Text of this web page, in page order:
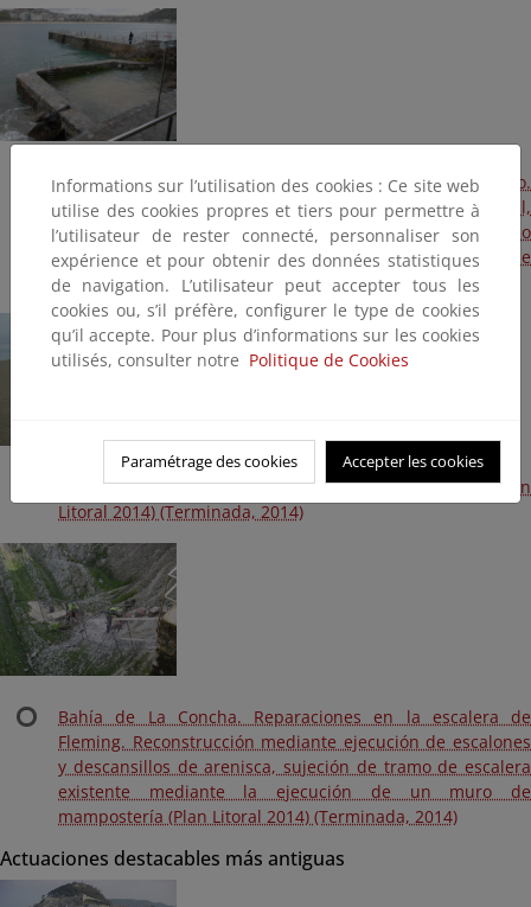
Isla de Santa Clara. Reparaciones en dique de abrigo.
Reconstrucción de escaleras, muros de piscina natural,
reparación de hueco en camino Este de la isla, así como
desperfectos en escalones y rampas de acceso al muelle
de abrigo (Plan Litoral 2014) (Terminada, 2014)
Playa de La Zurriola. Aportación de arena a la playa (Plan
Litoral 2014) (Terminada, 2014)
Bahía de La Concha. Reparaciones en la escalera de
Fleming. Reconstrucción mediante ejecución de escalones
y descansillos de arenisca, sujeción de tramo de escalera
existente mediante la ejecución de un muro de
mampostería (Plan Litoral 2014) (Terminada, 2014)
Actuaciones destacables más antiguas
Informations sur l’utilisation des cookies : Ce site web
utilise des cookies propres et tiers pour permettre à
l’utilisateur de rester connecté, personnaliser son
expérience et pour obtenir des données statistiques
de navigation. L’utilisateur peut accepter tous les
cookies ou, s’il préfère, configurer le type de cookies
qu’il accepte. Pour plus d’informations sur les cookies
utilisés, consulter notre Politique de Cookies
Paramétrage des cookies Accepter les cookies